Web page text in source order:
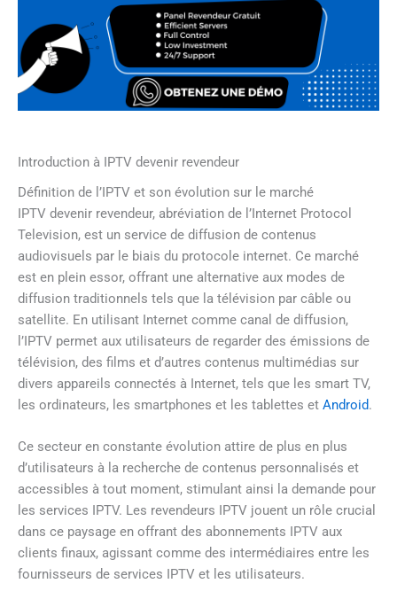
Introduction à IPTV devenir revendeur
Définition de l’IPTV et son évolution sur le marché
IPTV devenir revendeur, abréviation de l’Internet Protocol
Television, est un service de diffusion de contenus
audiovisuels par le biais du protocole internet. Ce marché
est en plein essor, offrant une alternative aux modes de
diffusion traditionnels tels que la télévision par câble ou
satellite. En utilisant Internet comme canal de diffusion,
l’IPTV permet aux utilisateurs de regarder des émissions de
télévision, des films et d’autres contenus multimédias sur
divers appareils connectés à Internet, tels que les smart TV,
les ordinateurs, les smartphones et les tablettes et Android.
Ce secteur en constante évolution attire de plus en plus
d’utilisateurs à la recherche de contenus personnalisés et
accessibles à tout moment, stimulant ainsi la demande pour
les services IPTV. Les revendeurs IPTV jouent un rôle crucial
dans ce paysage en offrant des abonnements IPTV aux
clients finaux, agissant comme des intermédiaires entre les
fournisseurs de services IPTV et les utilisateurs.